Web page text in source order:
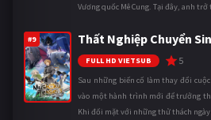
Vương quốc Mê Cung. Tại đây, anh
#9 Thất Nghiệp Chuyển
FULL HD VIETSUB 5
Sau những biến cố làm thay đổi
vào một hành trình mới để trưởng
Khi đối mặt với những thử thách ngày